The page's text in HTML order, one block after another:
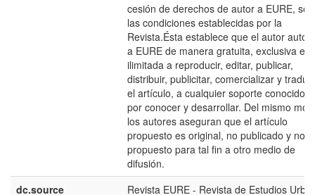
cesión de derechos de autor a EURE,
las condiciones establecidas por la
Revista.Ésta establece que el autor
a EURE de manera gratuita, exclusiva e
ilimitada a reproducir, editar, publicar,
distribuir, publicitar, comercializar y
el artículo, a cualquier soporte conocido o
por conocer y desarrollar. Del mismo
los autores aseguran que el artículo
propuesto es original, no publicado y no
propuesto para tal fin a otro medio de
difusión.
dc.source
Revista EURE - Revista de Estudios